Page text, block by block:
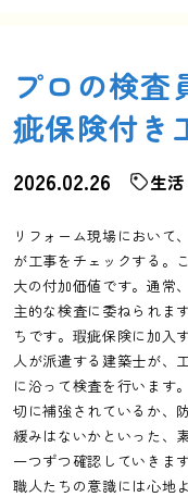
プロの検査
疵保険付き
2026.02.26 生活
リフォーム現場において
が工事をチェックする。
大の付加価値です。通常
主的な検査に委ねられま
ちです。瑕疵保険に加入
人が派遣する建築士が、
に沿って検査を行います
切に補強されているか、
緩みはないかといった、
一つずつ確認していきま
職人たちの意識には心地